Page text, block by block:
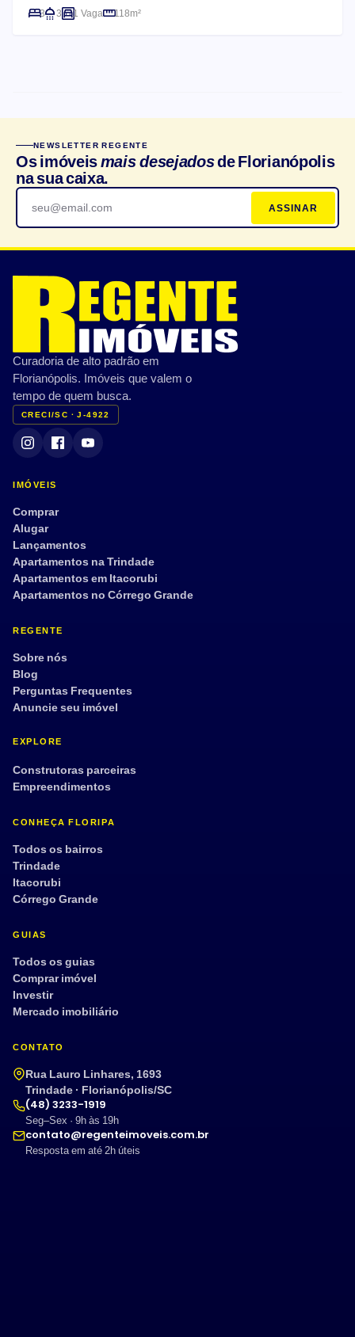
3
3 1 Vaga 118m²
CARACTERÍSTICAS DO CONDOMÍNIO
Churrasqueira
Elevador
Bicicletário
Brinquedoteca Sauna
CARACTERÍSTICAS PRIVATIVAS
Varanda/Sacada
Jardim
Vista mar
Semi mobiliado
Dep. de empregada
Tour 360°
Aplicar filtros
NEWSLETTER REGENTE
Os imóveismais desejadosde Florianópolis
na sua caixa.
ASSINAR
Curadoria de alto padrão em
Florianópolis. Imóveis que valem o
tempo de quem busca.
CRECI/SC · J-4922
IMÓVEIS
Comprar
Alugar
Lançamentos
Apartamentos na Trindade
Apartamentos em Itacorubi
Apartamentos no Córrego Grande
REGENTE
Sobre nós
Blog
Perguntas Frequentes
Anuncie seu imóvel
EXPLORE
Construtoras parceiras
Empreendimentos
CONHEÇA FLORIPA
Todos os bairros
Trindade
Itacorubi
Córrego Grande
GUIAS
Todos os guias
Comprar imóvel
Investir
Mercado imobiliário
CONTATO
Rua Lauro Linhares, 1693
Trindade · Florianópolis/SC
(48) 3233-1919
Seg–Sex · 9h às 19h
contato@regenteimoveis.com.br
Resposta em até 2h úteis